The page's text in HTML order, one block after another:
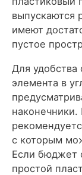
выпускаются
имеют
пустое
Для удобства
элемента в
с которым
Если бюджет
простой